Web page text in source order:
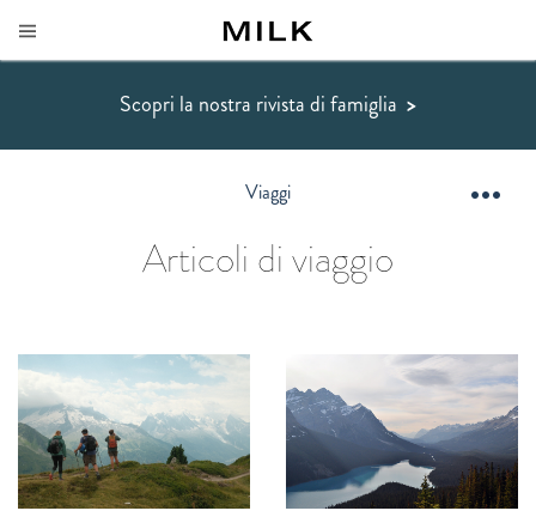
Scopri la nostra rivista di famiglia >
Viaggi
Articoli di viaggio